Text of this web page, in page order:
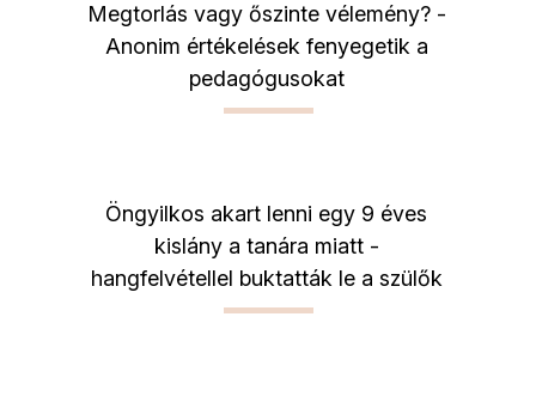
Megtorlás vagy őszinte vélemény? -
Anonim értékelések fenyegetik a
pedagógusokat
Öngyilkos akart lenni egy 9 éves
kislány a tanára miatt -
hangfelvétellel buktatták le a szülők